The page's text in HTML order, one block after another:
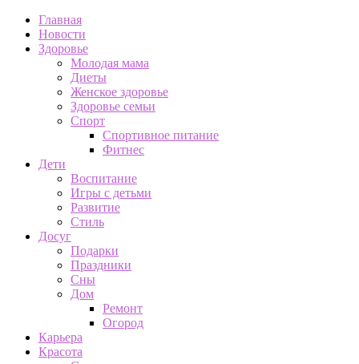
Главная
Новости
Здоровье
Молодая мама
Диеты
Женское здоровье
Здоровье семьи
Спорт
Спортивное питание
Фитнес
Дети
Воспитание
Игры с детьми
Развитие
Стиль
Досуг
Подарки
Праздники
Сны
Дом
Ремонт
Огород
Карьера
Красота